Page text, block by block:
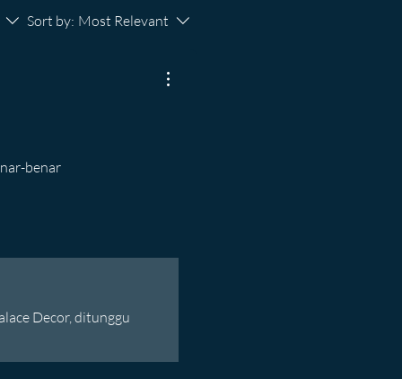
Sort by: Most Relevant
benar
Decor, ditunggu